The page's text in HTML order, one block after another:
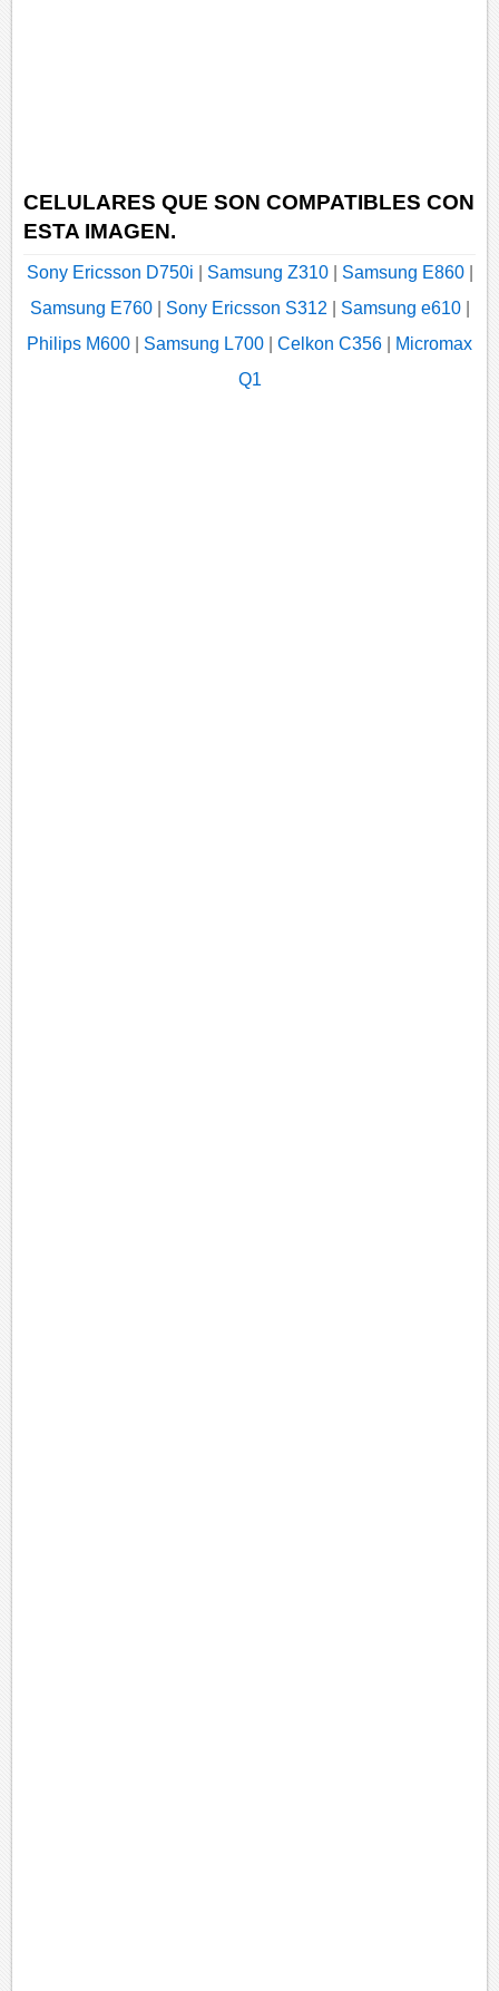
CELULARES QUE SON COMPATIBLES CON
ESTA IMAGEN.
Sony Ericsson D750i Samsung Z310| Samsung E860|
Samsung E760| Sony Ericsson S312 Samsung e610|
Philips M600
Samsung L700 Celkon C356
Micromax
Q1